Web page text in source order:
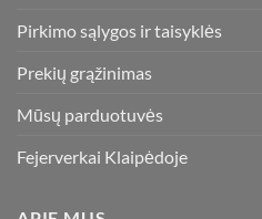
Pirkimo sąlygos ir taisyklės
Prekių grąžinimas
Mūsų parduotuvės
Fejerverkai Klaipėdoje